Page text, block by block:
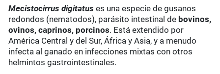
Mecistocirrus digitatus es una especie de gusanos
redondos (nematodos), parásito intestinal de bovinos,
ovinos, caprinos, porcinos. Está extendido por
América Central y del Sur, África y Asia, y a menudo
infecta al ganado en infecciones mixtas con otros
helmintos gastrointestinales.